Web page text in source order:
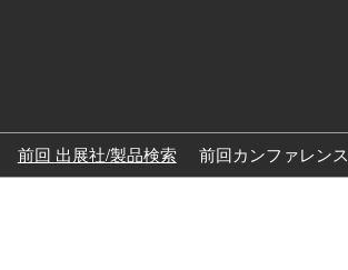
前回 出展社/製品検索
前回カンファレンス